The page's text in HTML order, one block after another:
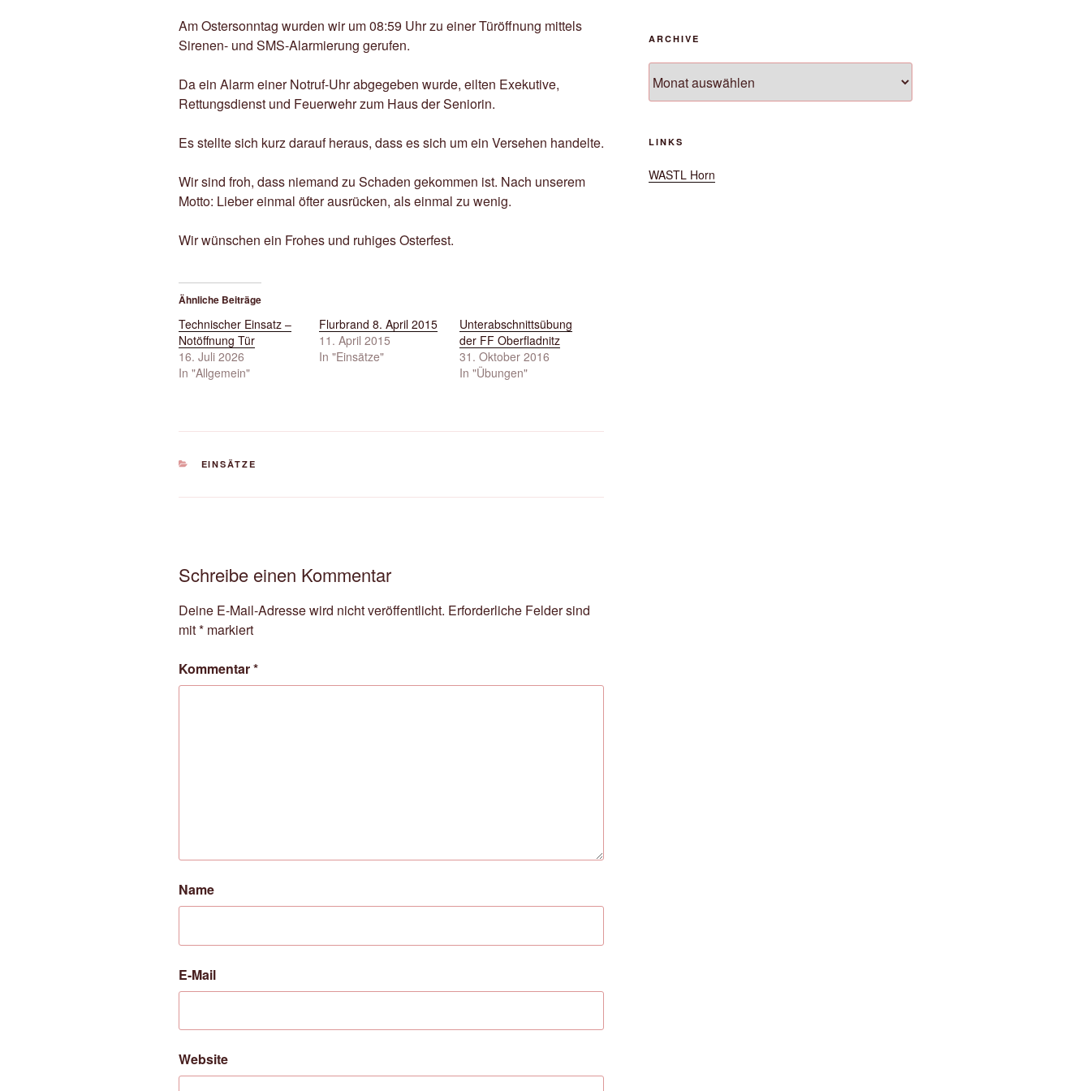
Am Ostersonntag wurden wir um 08:59 Uhr zu einer Türöffnung mittels
Sirenen- und SMS-Alarmierung gerufen.
Da ein Alarm einer Notruf-Uhr abgegeben wurde, eilten Exekutive,
Rettungsdienst und Feuerwehr zum Haus der Seniorin.
Es stellte sich kurz darauf heraus, dass es sich um ein Versehen handelte.
Wir sind froh, dass niemand zu Schaden gekommen ist. Nach unserem
Motto: Lieber einmal öfter ausrücken, als einmal zu wenig.
Wir wünschen ein Frohes und ruhiges Osterfest.
Ähnliche Beiträge
Technischer Einsatz –
Notöffnung Tür
16. Juli 2026
In "Allgemein"
Flurbrand 8. April 2015
11. April 2015
In "Einsätze"
Unterabschnittsübung
der FF Oberfladnitz
31. Oktober 2016
In "Übungen"
KATEGORIEN
EINSÄTZE
Schreibe einen Kommentar
Deine E-Mail-Adresse wird nicht veröffentlicht. Erforderliche Felder sind
mit* markiert
Kommentar*
Name
E-Mail
Website
ARCHIVE
LINKS
WASTL Horn